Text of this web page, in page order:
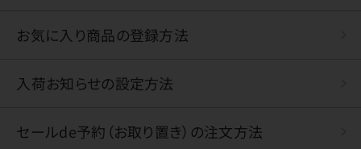
お気に入り商品の登録方法
入荷お知らせの設定方法
セールde予約（お取り置き）の注文方法